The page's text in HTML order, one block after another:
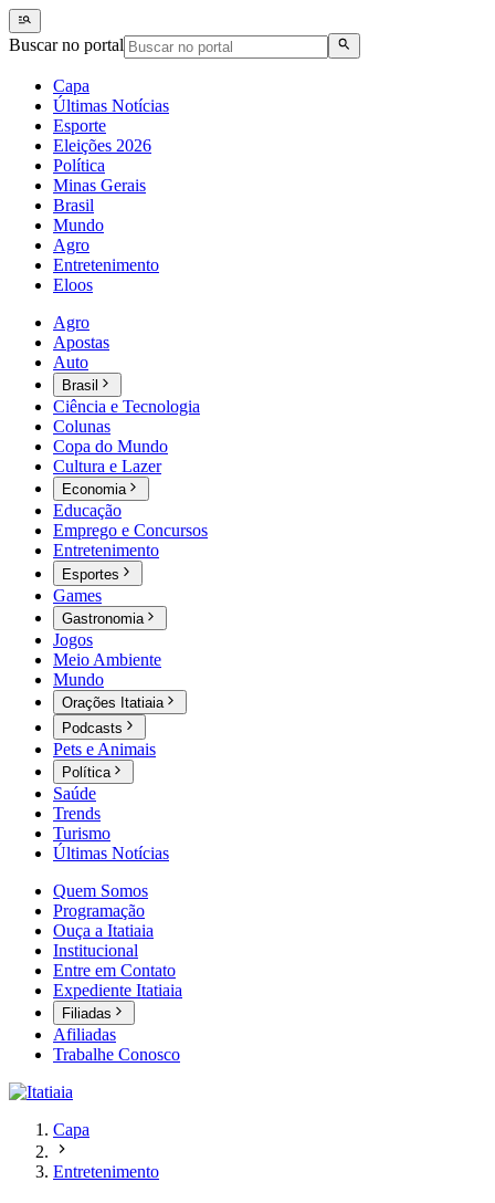
Buscar no portal
Capa
Últimas Notícias
Esporte
Eleições 2026
Política
Minas Gerais
Brasil
Mundo
Agro
Entretenimento
Eloos
Agro
Apostas
Auto
Brasil
Ciência e Tecnologia
Colunas
Copa do Mundo
Cultura e Lazer
Economia
Educação
Emprego e Concursos
Entretenimento
Esportes
Games
Gastronomia
Jogos
Meio Ambiente
Mundo
Orações Itatiaia
Podcasts
Pets e Animais
Política
Saúde
Trends
Turismo
Últimas Notícias
Quem Somos
Programação
Ouça a Itatiaia
Institucional
Entre em Contato
Expediente Itatiaia
Filiadas
Afiliadas
Trabalhe Conosco
Capa
Entretenimento